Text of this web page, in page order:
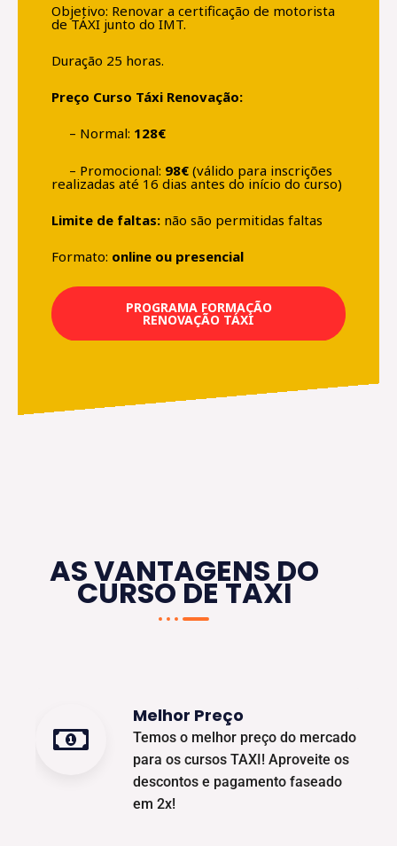
Objetivo: Renovar a certificação de motorista
de TÁXI junto do IMT.
Duração 25 horas.
Preço Curso Táxi Renovação:
– Normal: 128€
– Promocional: 98€ (válido para inscrições
realizadas até 16 dias antes do início do curso)
Limite de faltas: não são permitidas faltas
Formato: online ou presencial
PROGRAMA FORMAÇÃO
RENOVAÇÃO TÁXI
AS VANTAGENS DO
CURSO DE TAXI
Melhor Preço
Temos o melhor preço do mercado
para os cursos TAXI! Aproveite os
descontos e pagamento faseado
em 2x!